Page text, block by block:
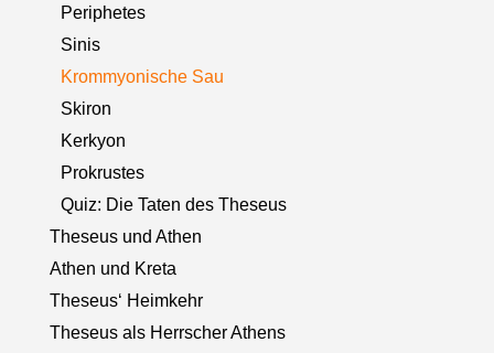
Periphetes
Sinis
Krommyonische Sau
Skiron
Kerkyon
Prokrustes
Quiz: Die Taten des Theseus
Theseus und Athen
Athen und Kreta
Theseus‘ Heimkehr
Theseus als Herrscher Athens